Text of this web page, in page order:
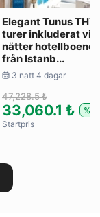
Elegant Tunus
turer inkluderat
nätter
från Istanb...
3 natt 4 dagar
47,228.5 ₺
33,060.1 ₺
Startpris